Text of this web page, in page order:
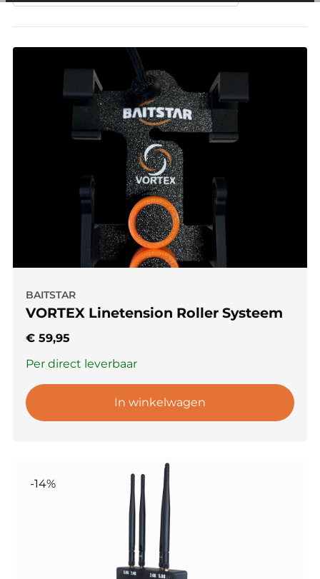
BAITSTAR
VORTEX Linetension Roller Systeem
€ 59,95
Per direct leverbaar
In winkelwagen
-14%